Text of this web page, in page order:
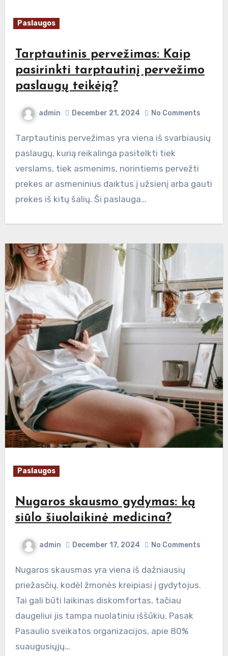
Paslaugos
Tarptautinis pervežimas: Kaip
pasirinkti tarptautinį pervežimo
paslaugų teikėją?
admin December 21, 2024 No Comments
Tarptautinis pervežimas yra viena iš svarbiausių
paslaugų, kurią reikalinga pasitelkti tiek
verslams, tiek asmenims, norintiems pervežti
prekes ar asmeninius daiktus į užsienį arba gauti
prekes iš kitų šalių. Ši paslauga…
Paslaugos
Nugaros skausmo gydymas: ką
siūlo šiuolaikinė medicina?
admin December 17, 2024 No Comments
Nugaros skausmas yra viena iš dažniausių
priežasčių, kodėl žmonės kreipiasi į gydytojus.
Tai gali būti laikinas diskomfortas, tačiau
daugeliui jis tampa nuolatiniu iššūkiu. Pasak
Pasaulio sveikatos organizacijos, apie 80%
suaugusiųjų…